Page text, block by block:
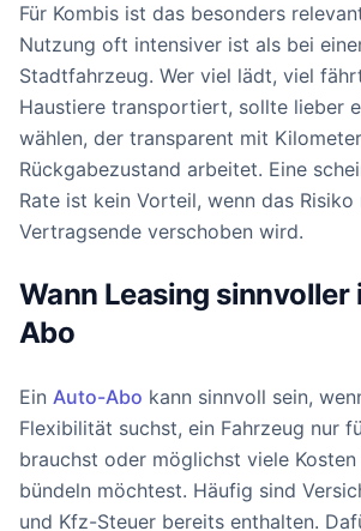
Für Kombis ist das besonders
Nutzung oft intensiver ist als bei
Stadtfahrzeug. Wer viel lädt, viel
Haustiere transportiert, sollte lieber
wählen, der transparent mit
Rückgabezustand arbeitet. Eine
Rate ist kein Vorteil, wenn das Risiko
Vertragsende verschoben wird.
Wann Leasing sinnvoller
Abo
Ein Auto-Abo kann sinnvoll sein,
Flexibilität suchst, ein Fahrzeug nur
brauchst oder möglichst viele Kosten
bündeln möchtest. Häufig sind
und Kfz-Steuer bereits enthalten.